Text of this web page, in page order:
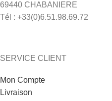
69440 CHABANIERE
Tél : +33(0)6.51.98.69.72
SERVICE CLIENT
Mon Compte
Livraison